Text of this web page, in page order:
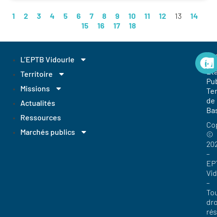
1 2 3 4 5 6 7 8 9 10 11 12 13
14
15
16 17 18
L’EPTB Vidourle
Territoire
Missions
Actualités
Ressources
Marchés publics
de
©
–
–